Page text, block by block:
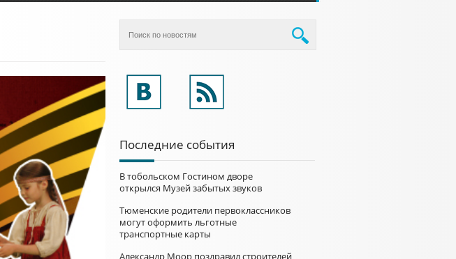
Последние события
В тобольском Гостином дворе
открылся Музей забытых звуков
Тюменские родители первоклассников
могут оформить льготные
транспортные карты
Александр Моор поздравил строителей